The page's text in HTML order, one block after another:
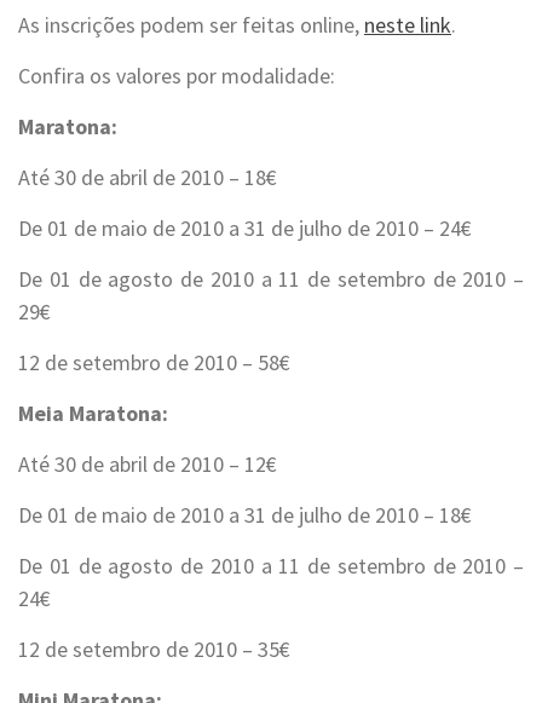
As inscrições podem ser feitas online, neste link.
Confira os valores por modalidade:
Maratona:
Até 30 de abril de 2010 – 18€
De 01 de maio de 2010 a 31 de julho de 2010 – 24€
De 01 de agosto de 2010 a 11 de setembro de 2010 –
29€
12 de setembro de 2010 – 58€
Meia Maratona:
Até 30 de abril de 2010 – 12€
De 01 de maio de 2010 a 31 de julho de 2010 – 18€
De 01 de agosto de 2010 a 11 de setembro de 2010 –
24€
12 de setembro de 2010 – 35€